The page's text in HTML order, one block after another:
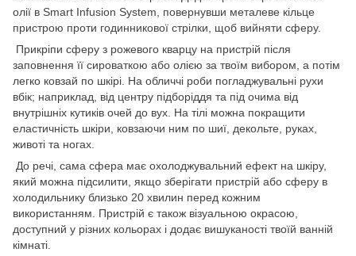
олії в Smart Infusion System, повернувши металеве кільце
пристрою проти годинникової стрілки, щоб вийняти сферу.
Прикріпи сферу з рожевого кварцу на пристрій після
заповнення її сироваткою або олією за твоїм вибором, а потім
легко ковзай по шкірі. На обличчі роби погладжувальні рухи
вбік; наприклад, від центру підборіддя та під очима від
внутрішніх кутиків очей до вух. На тілі можна покращити
еластичність шкіри, ковзаючи ним по шиї, декольте, руках,
животі та ногах.
До речі, сама сфера має охолоджувальний ефект на шкіру,
який можна підсилити, якщо зберігати пристрій або сферу в
холодильнику близько 20 хвилин перед кожним
використанням. Пристрій є також візуальною окрасою,
доступний у різних кольорах і додає вишуканості твоїй ванній
кімнаті.